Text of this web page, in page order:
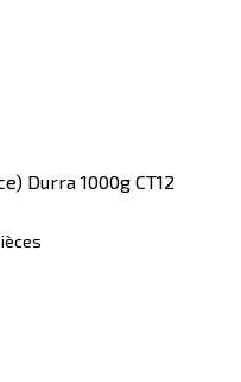
Durra 1000g CT12